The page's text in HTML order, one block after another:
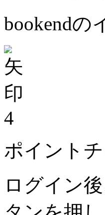
bookendの
4
ポイント
ログイン